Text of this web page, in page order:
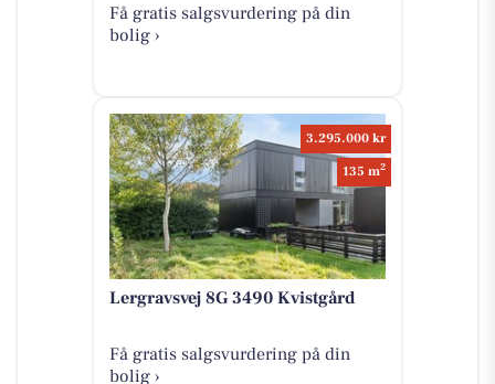
Få gratis salgsvurdering på din
bolig ›
3.295.000 kr
135 m2
Lergravsvej 8G 3490 Kvistgård
Få gratis salgsvurdering på din
bolig ›